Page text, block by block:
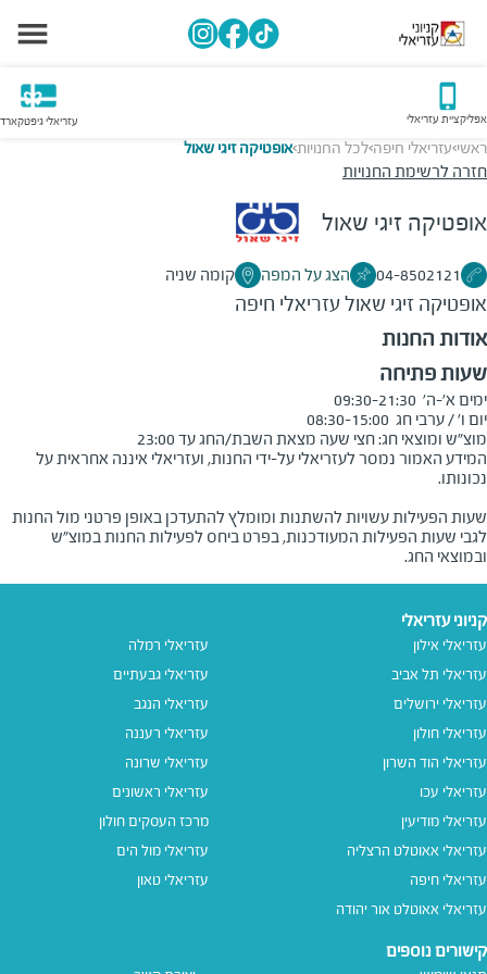
אפליקציית עזריאלי עזריאלי גיפטקארד
ראשי>עזריאלי חיפה>לכל החנויות>אופטיקה זיגי שאול
חזרה לרשימת החנויות
אופטיקה זיגי שאול
04-8502121 הצג על המפה קומה שניה
אופטיקה זיגי שאולעזריאלי חיפה
אודות החנות
שעות פתיחה
מוצ"ש ומוצאי חג: חצי שעה מצאת השבת/החג עד 23:00
המידע האמור נמסר לעזריאלי על-ידי החנות, ועזריאלי איננה אחראית על
שעות הפעילות עשויות להשתנות ומומלץ להתעדכן באופן פרטני מול החנות
לגבי שעות הפעילות המעודכנות, בפרט ביחס לפעילות החנות במוצ"ש
ובמוצאי החג.
קניוני עזריאלי
עזריאלי אילון
עזריאלי תל אביב
עזריאלי ירושלים
עזריאלי חולון
עזריאלי הוד השרון
עזריאלי עכו
עזריאלי מודיעין
עזריאלי אאוטלט הרצליה
עזריאלי חיפה
עזריאלי אאוטלט אור יהודה
עזריאלי רמלה
עזריאלי גבעתיים
עזריאלי הנגב
עזריאלי רעננה
עזריאלי שרונה
עזריאלי ראשונים
מרכז העסקים חולון
עזריאלי מול הים
עזריאלי טאון
קישורים נוספים